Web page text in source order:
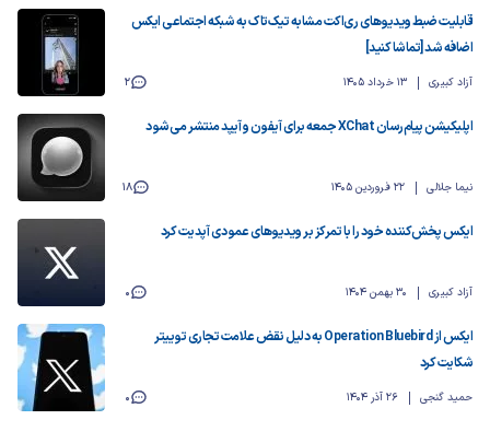
قابلیت ضبط ویدیوهای ری‌اکت مشابه تیک‌تاک به شبکه اجتماعی ایکس
اضافه شد [تماشا کنید]
آزاد کبیری 13 خرداد 1405 2
اپلیکیشن پیام‌رسان XChat جمعه برای آیفون و آیپد منتشر می‌شود
نیما جلالی 22 فروردین 1405 18
ایکس پخش‌کننده خود را با تمرکز بر ویدیوهای عمودی آپدیت کرد
آزاد کبیری 30 بهمن 1404 0
ایکس از Operation Bluebird به دلیل نقض علامت تجاری توییتر
شکایت کرد
حمید گنجی 26 آذر 1404 0